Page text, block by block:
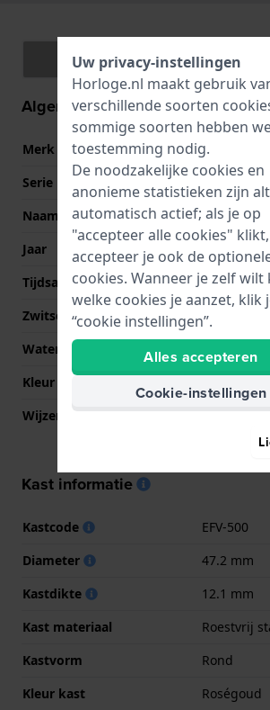
Specificaties
Algemene informatie
Merk
Casio Edifice
Serie
Classic
Naam
EFV-500
Jaar
2016
Tijdsaanduiding
Analoog
Zwitsers fabricaat
Nee
Waterdichtheid
10 Bar
Kleur wijzerplaat
Wijzer kleuren (u,m,s)
Roségoud,
Roségoud
Kast informatie
Kastcode
EFV-500
Diameter
47.2 mm
Kastdikte
12.1 mm
Kast materiaal
Roestvrij
Kastvorm
Rond
Kleur kast
Roségoud
Uw privacy-instellingen
Horloge.nl maakt gebruik
verschillende soorten
sommige soorten hebben
toestemming nodig.
De noodzakelijke cookies en
anonieme statistieken zijn
automatisch actief; als je op
"accepteer alle cookies" klikt,
accepteer je ook de
cookies. Wanneer je zelf wilt
welke cookies je aanzet, klik
“cookie instellingen”.
Alles accepteren
Cookie-instellingen